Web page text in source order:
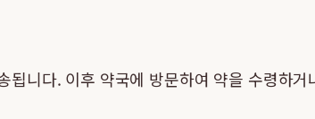
니다. 이후 약국에 방문하여 약을 수령하